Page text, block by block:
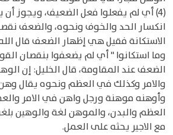
(4) أي لم يفعلوا فعل الضعيف، ويجوز
انكسار الحد والخوف ونحوه، والضعف
الاستكانة فقيل هي إظهار الضعف قال
وما استكانوا " أي لم يضعفوا بنقصان
الضعف عند المقاومة، قال الخليل: إن
والامر وكذلك في العظم ونحوه يقال
وأوهنه موهنة ورجل واهن في الامر
العظم والبدن، والموهن لغة والوهين
مع الاجير يحثه على العمل.